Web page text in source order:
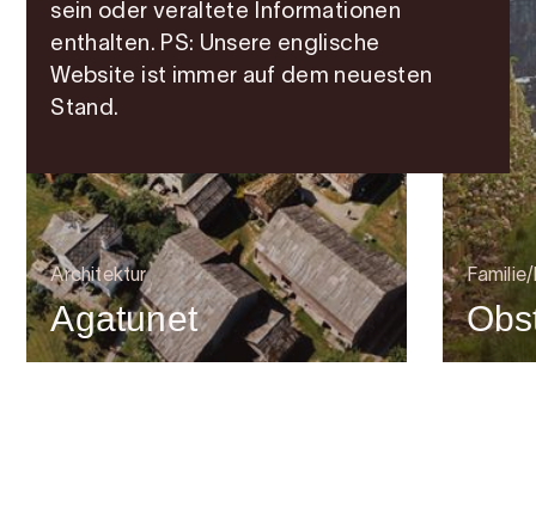
Architektur
Agatunet
sein oder veraltete Informationen
enthalten. PS: Unsere englische
Website ist immer auf dem neuesten
Stand.